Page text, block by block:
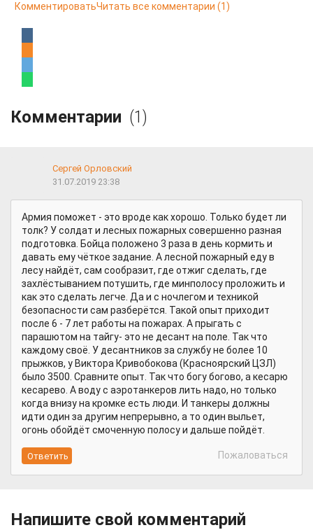
КомментироватьЧитать все комментарии (1)
Комментарии (1)
Сергей Орловский
31.07.2019 23:38
Армия поможет - это вроде как хорошо. Только будет ли
толк? У солдат и лесных пожарных совершенно разная
подготовка. Бойца положено 3 раза в день кормить и
давать ему чёткое задание. А лесной пожарный еду в
лесу найдёт, сам сообразит, где отжиг сделать, где
захлёстыванием потушить, где минполосу проложить и
как это сделать легче. Да и с ночлегом и техникой
безопасности сам разберётся. Такой опыт приходит
после 6 - 7 лет работы на пожарах. А прыгать с
парашютом на тайгу- это не десант на поле. Так что
каждому своё. У десантников за службу не более 10
прыжков, у Виктора Кривобокова (Красноярский ЦЗЛ)
было 3500. Сравните опыт. Так что богу богово, а кесарю
кесарево. А воду с аэротанкеров лить надо, но только
когда внизу на кромке есть люди. И танкеры должны
идти один за другим непрерывно, а то один выльет,
огонь обойдёт смоченную полосу и дальше пойдёт.
Пожаловаться
Напишите свой комментарий